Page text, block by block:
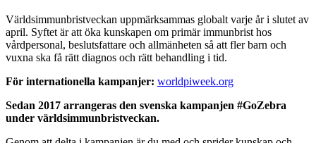
Världsimmunbristveckan uppmärksammas globalt varje år i slutet av
april. Syftet är att öka kunskapen om primär immunbrist hos
vårdpersonal, beslutsfattare och allmänheten så att fler barn och
vuxna ska få rätt diagnos och rätt behandling i tid.
För internationella kampanjer: worldpiweek.org
Sedan 2017 arrangeras den svenska kampanjen #GoZebra
under världsimmunbristveckan.